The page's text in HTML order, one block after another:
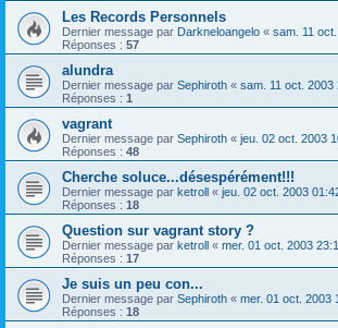
Les Records Personnels
Dernier message par Darkneloangelo « sam. 11
Réponses : 57
alundra
Dernier message par Sephiroth « sam. 11 oct. 2003
Réponses : 1
vagrant
Dernier message par Sephiroth « jeu. 02 oct. 2003
Réponses : 48
Cherche soluce...désespérément!!!
Dernier message par ketroll « jeu. 02 oct. 2003
Réponses : 18
Question sur vagrant story ?
Dernier message par ketroll « mer. 01 oct. 2003
Réponses : 17
Je suis un peu con...
Dernier message par Sephiroth « mer. 01 oct. 2003
Réponses : 18